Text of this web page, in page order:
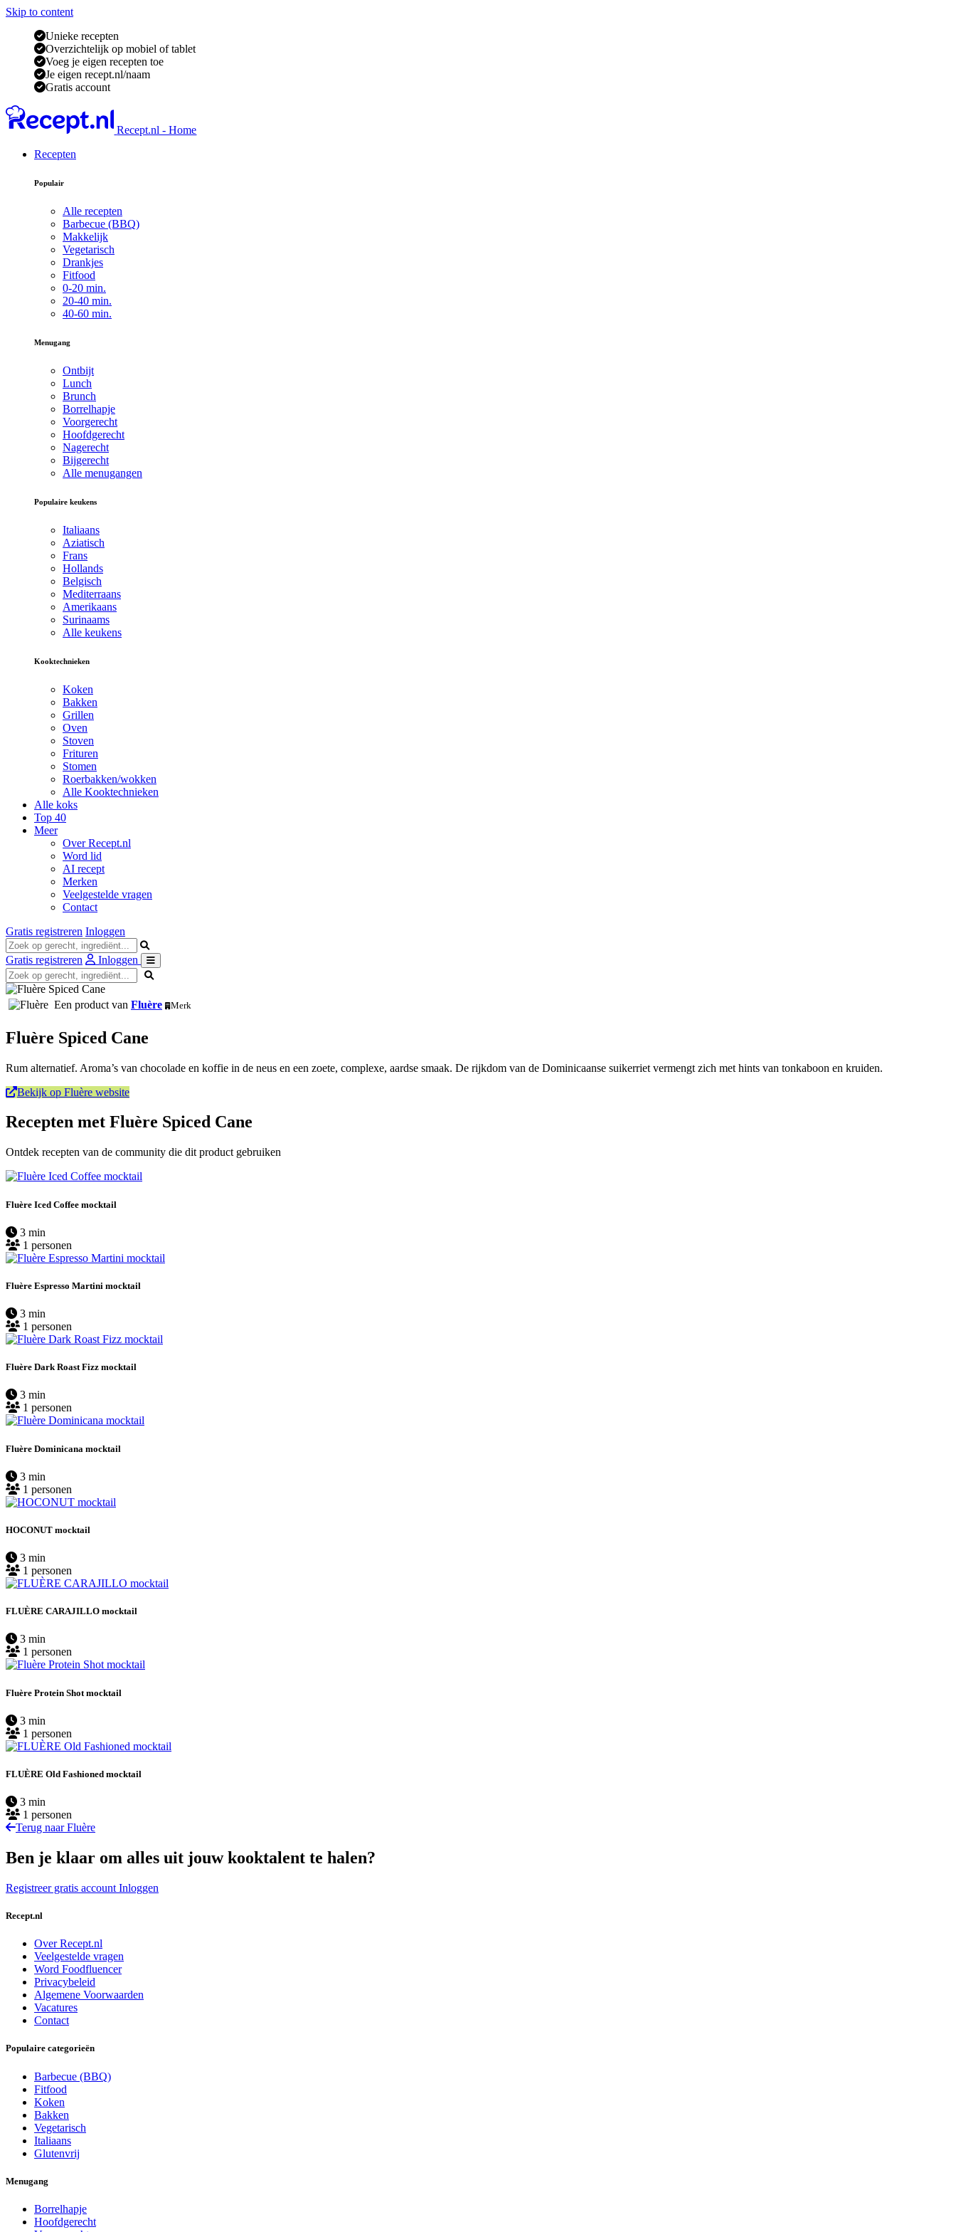
Skip to content
Unieke recepten
Overzichtelijk op mobiel of tablet
Voeg je eigen recepten toe
Je eigen recept.nl/naam
Gratis account
Recept.nl - Home
Recepten
Populair
Alle recepten
Barbecue (BBQ)
Makkelijk
Vegetarisch
Drankjes
Fitfood
0-20 min.
20-40 min.
40-60 min.
Menugang
Ontbijt
Lunch
Brunch
Borrelhapje
Voorgerecht
Hoofdgerecht
Nagerecht
Bijgerecht
Alle menugangen
Populaire keukens
Italiaans
Aziatisch
Frans
Hollands
Belgisch
Mediterraans
Amerikaans
Surinaams
Alle keukens
Kooktechnieken
Koken
Bakken
Grillen
Oven
Stoven
Frituren
Stomen
Roerbakken/wokken
Alle Kooktechnieken
Alle koks
Top 40
Meer
Over Recept.nl
Word lid
AI recept
Merken
Veelgestelde vragen
Contact
Gratis registreren Inloggen
Gratis registreren Inloggen
Een product van Fluère Merk
Fluère Spiced Cane
Rum alternatief. Aroma’s van chocolade en koffie in de neus en een zoete, complexe, aardse smaak. De rijkdom van de Dominicaanse suikerriet vermengt zich met hints van tonkaboon en kruiden.
Bekijk op Fluère website
Recepten met Fluère Spiced Cane
Ontdek recepten van de community die dit product gebruiken
Fluère Iced Coffee mocktail
3 min
1 personen
Fluère Espresso Martini mocktail
3 min
1 personen
Fluère Dark Roast Fizz mocktail
3 min
1 personen
Fluère Dominicana mocktail
3 min
1 personen
HOCONUT mocktail
3 min
1 personen
FLUÈRE CARAJILLO mocktail
3 min
1 personen
Fluère Protein Shot mocktail
3 min
1 personen
FLUÈRE Old Fashioned mocktail
3 min
1 personen
Terug naar Fluère
Ben je klaar om alles uit jouw kooktalent te halen?
Registreer gratis account Inloggen
Recept.nl
Over Recept.nl
Veelgestelde vragen
Word Foodfluencer
Privacybeleid
Algemene Voorwaarden
Vacatures
Contact
Populaire categorieën
Barbecue (BBQ)
Fitfood
Koken
Bakken
Vegetarisch
Italiaans
Glutenvrij
Menugang
Borrelhapje
Hoofdgerecht